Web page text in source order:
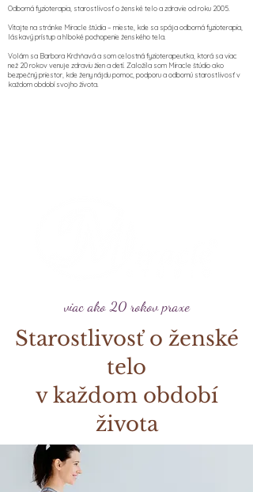
Odborná fyzioterapia, starostlivosť o ženské telo a zdravie od roku 2005.
Vitajte na stránke Miracle štúdia – mieste, kde sa spája odborná fyzioterapia,
láskavý prístup a hlboké pochopenie ženského tela.
Volám sa Barbora Krchňavá a som celostná fyzioterapeutka, ktorá sa viac
než 20 rokov venuje zdraviu žien a detí. Založila som Miracle štúdio ako
bezpečný priestor, kde ženy nájdu pomoc, podporu a odbornú starostlivosť v
každom období svojho života.​
viac ako 20 rokov praxe
Starostlivosť o ženské
telo
v každom období
života